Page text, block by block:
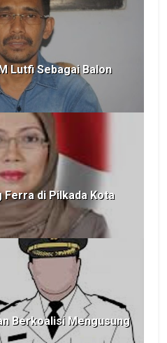
Lutfi Sebagai Balon
Ferra di Pilkada Kota
Berkoalisi Mengusung